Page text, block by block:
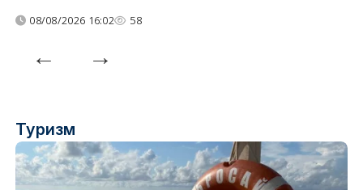
08/08/2026 16:02 58
Туризм